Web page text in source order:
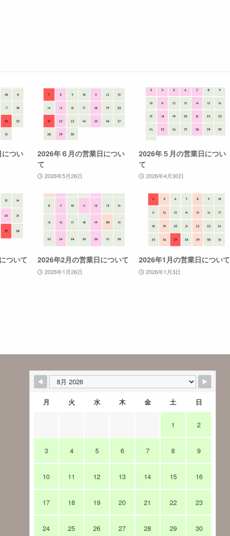
つい
2026年６月の営業日につい
て
2026年5月26日
2026年５月の営業日につい
て
2026年4月30日
ついて 2026年2月の営業日について
2026年1月26日
2026年1月の営業日について
2026年1月3日
月 火 水 木 金 土 日
1 2
3 4 5 6 7 8 9
10 11 12 13 14 15 16
17 18 19 20 21 22 23
24 25 26 27 28 29 30